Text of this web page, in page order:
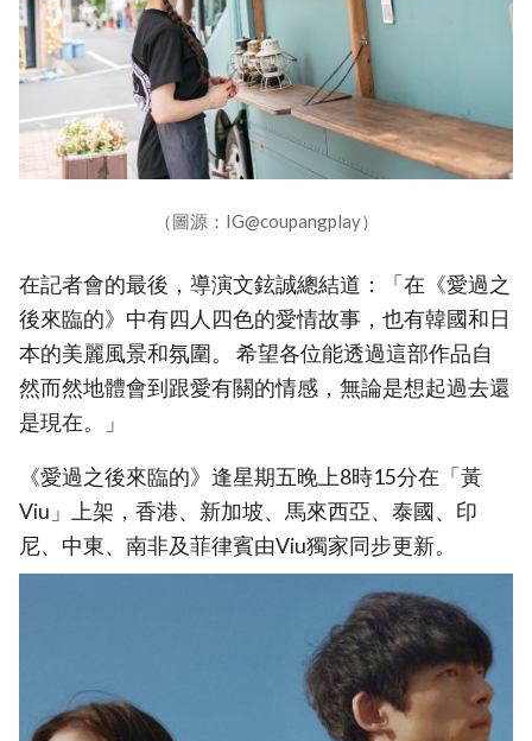
（圖源：IG@coupangplay）
在記者會的最後，導演文鉉誠總結道：「在《愛過之
後來臨的》中有四人四色的愛情故事，也有韓國和日
本的美麗風景和氛圍。 希望各位能透過這部作品自
然而然地體會到跟愛有關的情感，無論是想起過去還
是現在。」
《愛過之後來臨的》逢星期五晚上8時15分在「黃
Viu」上架，香港、新加坡、馬來西亞、泰國、印
尼、中東、南非及菲律賓由Viu獨家同步更新。